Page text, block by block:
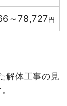
～78,727円
解体工事の見